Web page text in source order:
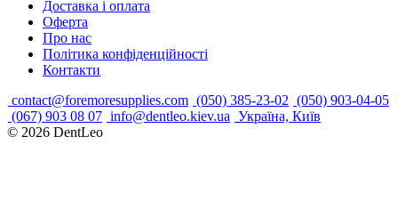
Доставка і оплата
Оферта
Про нас
Політика конфіденційності
Контакти
contact@foremoresupplies.com (050) 385-23-02 (050) 903-04-05
(067) 903 08 07 info@dentleo.kiev.ua Україна, Київ
© 2026 DentLeo